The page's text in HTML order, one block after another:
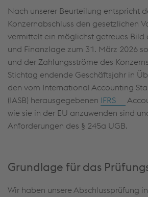
Nach unserer Beurteilung entspricht
Konzernabschluss den gesetzlichen
vermittelt ein möglichst getreues Bild
und Finanzlage zum 31. März 2026
und der Zahlungsströme des
Stichtag endende Geschäftsjahr in
den vom International Accounting
(IASB) herausgegebenen IFRS
wie sie in der EU anzuwenden sind
Anforderungen des § 245a UGB.
Grundlage für das
Wir haben unsere Abschlussprüfung